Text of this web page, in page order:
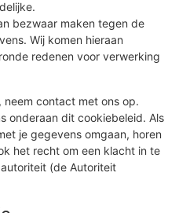
bezwaar maken tegen de
Wij komen hieraan
redenen voor verwerking
contact met ons op.
onderaan dit cookiebeleid. Als
je gegevens omgaan, horen
het recht om een klacht in te
(de Autoriteit